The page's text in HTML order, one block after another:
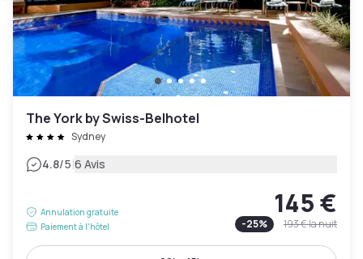
The York by Swiss-Belhotel
Sydney
4.8/5|6 Avis
Annulation gratuite
Paiement à l'hôtel
145 €
-25% 193 €la nuit